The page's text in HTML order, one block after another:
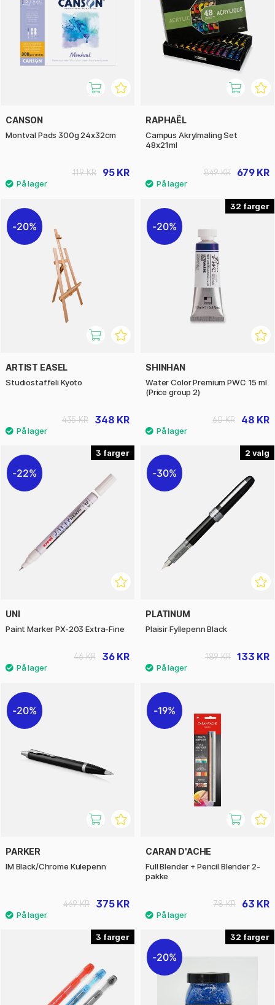
CANSON
Montval Pads 300g 24x32cm
95 KR
119 KR
RAPHAËL
Campus Akrylmaling Set
48x21ml
679 KR
849 KR
20%
ARTIST EASEL
Studiostaffeli Kyoto
348 KR
435 KR
32
20%
SHINHAN
Water Color Premium PWC 15 ml
(Price group 2)
48 KR
60 KR
3
22%
UNI
Paint Marker PX-203 Extra-Fine
36 KR
46 KR
2
30%
PLATINUM
Plaisir Fyllepenn Black
133 KR
189 KR
20%
PARKER
IM Black/Chrome Kulepenn
375 KR
469 KR
19%
CARAN D'ACHE
Full Blender + Pencil Blender 2-
pakke
63 KR
78 KR
3 32
20%